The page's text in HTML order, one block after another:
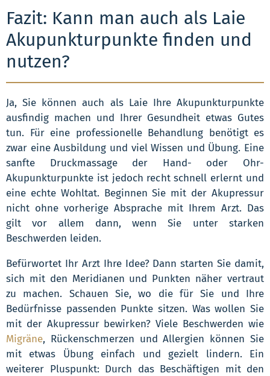
Fazit: Kann man auch als Laie
Akupunkturpunkte finden und
nutzen?
Ja, Sie können auch als Laie Ihre Akupunkturpunkte
ausfindig machen und Ihrer Gesundheit etwas Gutes
tun. Für eine professionelle Behandlung benötigt es
zwar eine Ausbildung und viel Wissen und Übung. Eine
sanfte Druckmassage der Hand- oder Ohr-
Akupunkturpunkte ist jedoch recht schnell erlernt und
eine echte Wohltat. Beginnen Sie mit der Akupressur
nicht ohne vorherige Absprache mit Ihrem Arzt. Das
gilt vor allem dann, wenn Sie unter starken
Beschwerden leiden.
Befürwortet Ihr Arzt Ihre Idee? Dann starten Sie damit,
sich mit den Meridianen und Punkten näher vertraut
zu machen. Schauen Sie, wo die für Sie und Ihre
Bedürfnisse passenden Punkte sitzen. Was wollen Sie
mit der Akupressur bewirken? Viele Beschwerden wie
Migräne, Rückenschmerzen und Allergien können Sie
mit etwas Übung einfach und gezielt lindern. Ein
weiterer Pluspunkt: Durch das Beschäftigen mit den